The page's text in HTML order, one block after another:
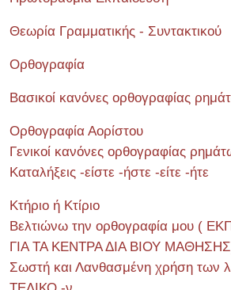
Θεωρία Γραμματικής - Συντακτικού
Ορθογραφία
Βασικοί κανόνες ορθογραφίας
Ορθογραφία Αορίστου
Γενικοί κανόνες ορθογραφίας
Καταλήξεις -είστε -ήστε -είτε -ήτε
Κτήριο ή Κτίριο
Βελτιώνω την ορθογραφία μου (
ΓΙΑ ΤΑ ΚΕΝΤΡΑ ΔΙΑ ΒΙΟΥ
Σωστή και Λανθασμένη χρήση των